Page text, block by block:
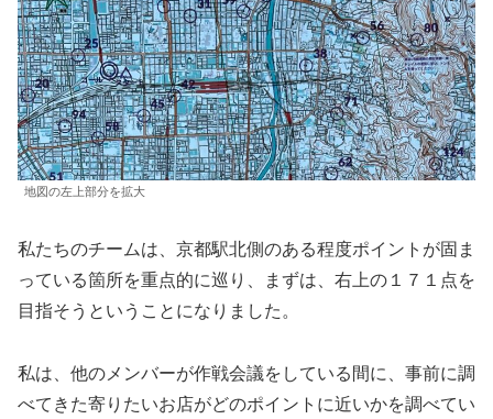
地図の左上部分を拡大
私たちのチームは、京都駅北側のある程度ポイントが固ま
っている箇所を重点的に巡り、まずは、右上の１７１点を
目指そうということになりました。
私は、他のメンバーが作戦会議をしている間に、事前に調
べてきた寄りたいお店がどのポイントに近いかを調べてい